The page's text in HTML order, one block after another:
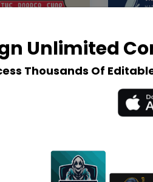
Unlimited
Thousands Of